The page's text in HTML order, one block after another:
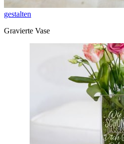
gestalten
Gravierte Vase